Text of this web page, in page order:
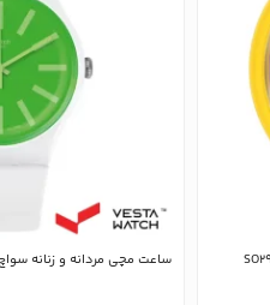
ساعت مچی مردانه و زنانه سواچ SWATCH مدل SUOW166